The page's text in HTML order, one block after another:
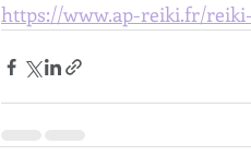
https://www.ap-reiki.fr/